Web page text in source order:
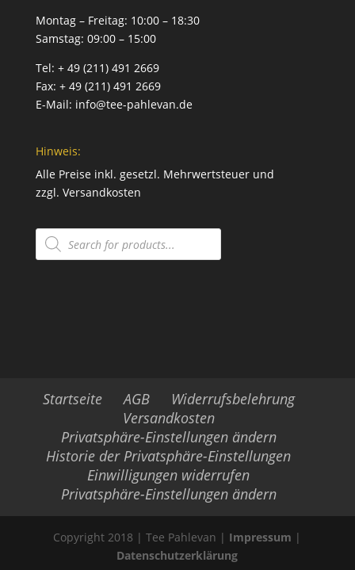
Montag – Freitag: 10:00 – 18:30
Samstag: 09:00 – 15:00
Tel: + 49 (211) 491 2669
Fax: + 49 (211) 491 2669
E-Mail: info@tee-pahlevan.de
Hinweis:
Alle Preise inkl. gesetzl. Mehrwertsteuer und
zzgl. Versandkosten
Products
search
Startseite AGB
Widerrufsbelehrung
Versandkosten
Privatsphäre-Einstellungen ändern
Historie der Privatsphäre-Einstellungen
Einwilligungen widerrufen
Privatsphäre-Einstellungen ändern
Copyright 2018 | Tee Pahlevan | Impressum |
Datenschutzerklärung